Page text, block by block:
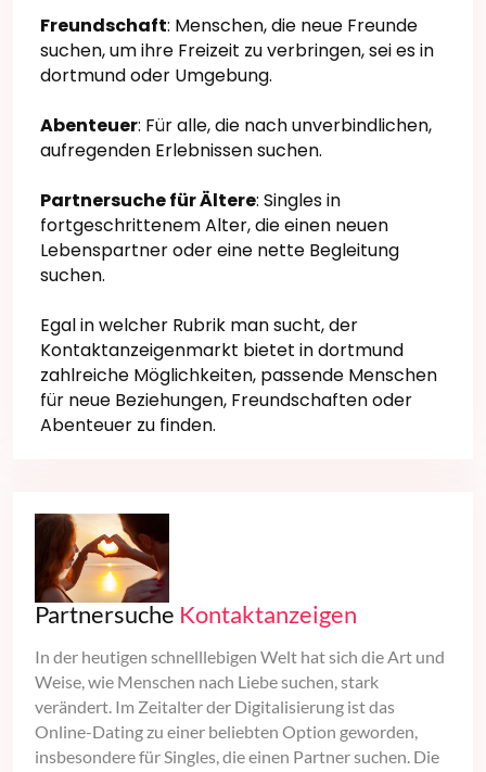
Freundschaft: Menschen, die neue Freunde
suchen, um ihre Freizeit zu verbringen, sei es in
dortmund oder Umgebung.
Abenteuer: Für alle, die nach unverbindlichen,
aufregenden Erlebnissen suchen.
Partnersuche für Ältere: Singles in
fortgeschrittenem Alter, die einen neuen
Lebenspartner oder eine nette Begleitung
suchen.
Egal in welcher Rubrik man sucht, der
Kontaktanzeigenmarkt bietet in dortmund
zahlreiche Möglichkeiten, passende Menschen
für neue Beziehungen, Freundschaften oder
Abenteuer zu finden.
Partnersuche Kontaktanzeigen
In der heutigen schnelllebigen Welt hat sich die Art und
Weise, wie Menschen nach Liebe suchen, stark
verändert. Im Zeitalter der Digitalisierung ist das
Online-Dating zu einer beliebten Option geworden,
insbesondere für Singles, die einen Partner suchen. Die